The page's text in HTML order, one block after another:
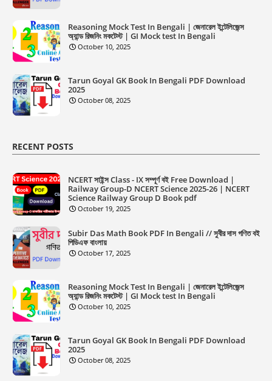
Reasoning Mock Test In Bengali | জেনারেল ইন্টেলিজেন্স
অ্যান্ড রিজনিং মকটেস্ট | GI Mock test In Bengali
October 10, 2025
Tarun Goyal GK Book In Bengali PDF Download
2025
October 08, 2025
RECENT POSTS
NCERT সাইন্স Class - IX সম্পূর্ণ বই Free Download |
Railway Group-D NCERT Science 2025-26 | NCERT
Science Railway Group D Book pdf
October 19, 2025
Subir Das Math Book PDF In Bengali // সুবীর দাস গণিত বই
পিডিএফ বাংলায়
October 17, 2025
Reasoning Mock Test In Bengali | জেনারেল ইন্টেলিজেন্স
অ্যান্ড রিজনিং মকটেস্ট | GI Mock test In Bengali
October 10, 2025
Tarun Goyal GK Book In Bengali PDF Download
2025
October 08, 2025